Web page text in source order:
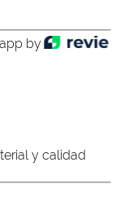
by
y calidad